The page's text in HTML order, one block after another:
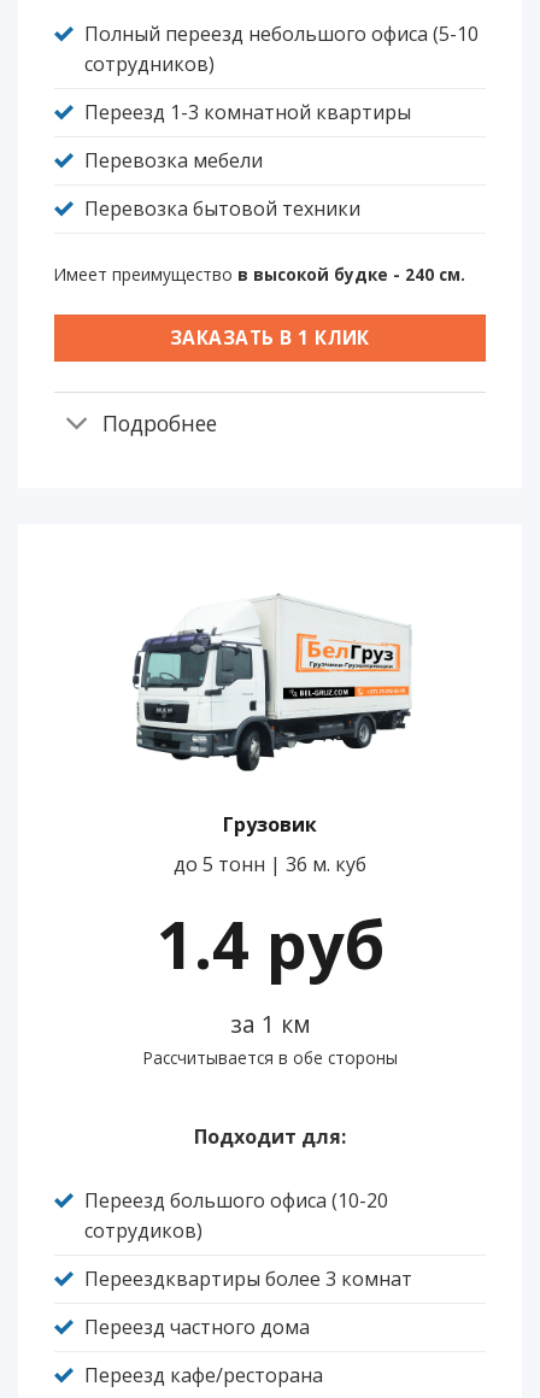
Полный переезд небольшого офиса (5-10
сотрудников)
Переезд 1-3 комнатной квартиры
Перевозка мебели
Перевозка бытовой техники
Имеет преимущество в высокой будке - 240 см.
ЗАКАЗАТЬ В 1 КЛИК
Подробнее
Грузовик
до 5 тонн | 36 м. куб
1.4 руб
за 1 км
Рассчитывается в обе стороны
Подходит для:
Переезд большого офиса (10-20
сотрудиков)
Переездквартиры более 3 комнат
Переезд частного дома
Переезд кафе/ресторана